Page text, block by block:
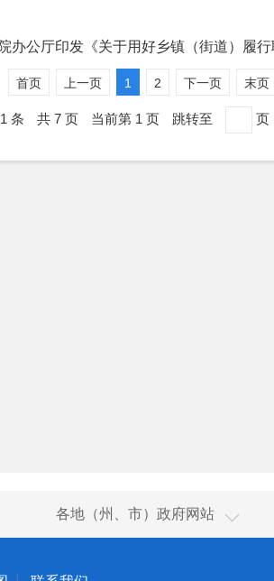
首页 上一页 1 2 下一页 末页
条 共 7 页 当前第 1 页 跳转至 页
各地（州、市）政府网站
乌鲁木齐市
伊犁哈萨克自治州